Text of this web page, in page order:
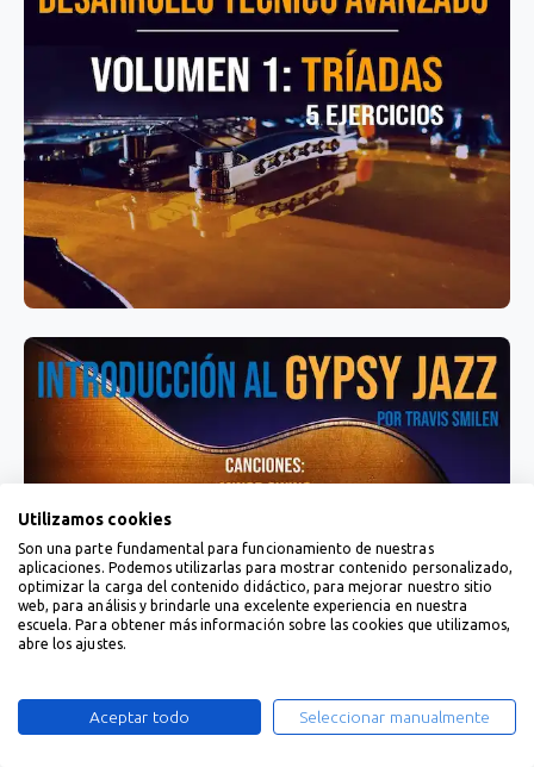
Utilizamos cookies
Son una parte fundamental para funcionamiento de nuestras
aplicaciones. Podemos utilizarlas para mostrar contenido personalizado,
optimizar la carga del contenido didáctico, para mejorar nuestro sitio
web, para análisis y brindarle una excelente experiencia en nuestra
escuela. Para obtener más información sobre las cookies que utilizamos,
abre los ajustes.
Aceptar todo Seleccionar manualmente